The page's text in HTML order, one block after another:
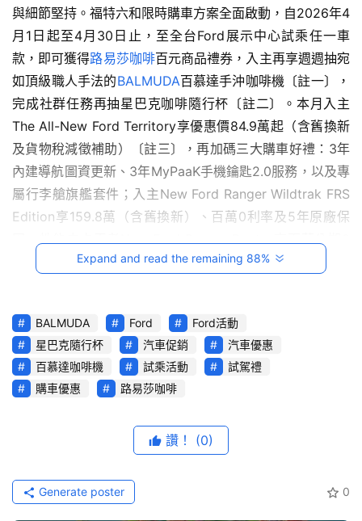
車
試
駕
影
音
台
灣
車
與
生
界
玩
C
A
R
與細節堅持。福特六和限時購車方案全面啟動，自2026年4
月1日起至4月30日止，至全台Ford展示中心試乘任一車
款，即可獲得路易莎咖啡百元商品禮券，入主再享週週抽宛
如頂級職人手法的BALMUDA百慕達手沖咖啡機〔註一〕，
完成社群任務再抽星巴克咖啡隨行杯〔註二〕。本月入主
The All-New Ford Territory享優惠價84.9萬起（含舊換新
及貨物稅減徵補助）〔註三〕，再加碼三大購車好禮：3年
內建導航圖資更新、3年MyPaaK手機鑰匙2.0服務，以及專
屬行李艙旗艦套件；入主New Ford Ranger Wildtrak FRS
Edition享159.8萬（含舊換新）、百萬0利率及5年原廠保
固，性能皮卡王者New Ford Ranger Raptor享百萬分期0
利率。春日駕馭好時光，手沖咖啡機與多重好禮等你帶回
驗。
Expand and read the remaining 88%
BALMUDA Ford
Ford活動
星巴克隨行杯
汽車促銷
汽車優惠
百慕達咖啡機
試乘活動
試駕禮
購車優惠
路易莎咖啡
讚！ (0)
0
Generate poster